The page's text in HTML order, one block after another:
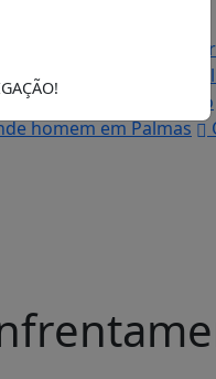
Famílias palmenses
Processo Seletivo
destruída por incêndio
homem em Palmas